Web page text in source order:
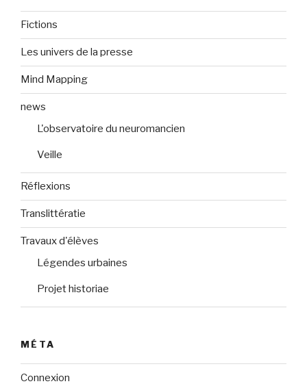
Fictions
Les univers de la presse
Mind Mapping
news
L'observatoire du neuromancien
Veille
Réflexions
Translittératie
Travaux d'élèves
Légendes urbaines
Projet historiae
MÉTA
Connexion